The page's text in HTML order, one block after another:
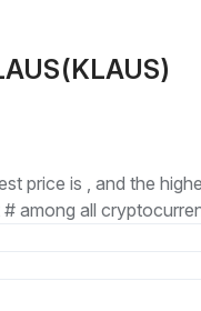
price is , and the
among all